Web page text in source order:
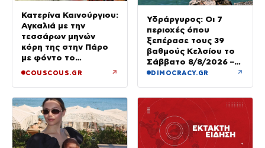
Κατερίνα Καινούργιου:
Αγκαλιά με την
τεσσάρων μηνών
κόρη της στην Πάρο
με φόντο το
COUSCOUS.GR ↗
Υδράργυρος: Οι 7
περιοχές όπου
ξεπέρασε τους 39
βαθμούς Κελσίου το
Σάββατο 8/8/2026 –
Πού θα δούμε 40άρια
DIMOCRACY.GR ↗